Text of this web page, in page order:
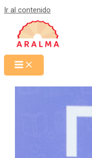
Ir al contenido